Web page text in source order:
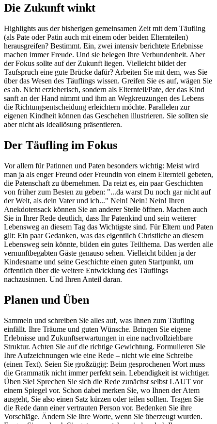
Die Zukunft winkt
Highlights aus der bisherigen gemeinsamen Zeit mit dem Täufling
(als Pate oder Patin auch mit einem oder beiden Elternteilen)
herausgreifen? Bestimmt. Ein, zwei intensiv berichtete Erlebnisse
machen immer Freude. Und sie belegen Ihre Verbundenheit. Aber
der Fokus sollte auf der Zukunft liegen. Vielleicht bildet der
Taufspruch eine gute Brücke dafür? Arbeiten Sie mit dem, was Sie
über das Wesen des Täuflings wissen. Greifen Sie es auf, wägen Sie
es ab. Nicht erzieherisch, sondern als Elternteil/Pate, der das Kind
sanft an der Hand nimmt und ihm an Wegkreuzungen des Lebens
die Richtungsentscheidung erleichtern möchte. Parallelen zur
eigenen Kindheit können das Geschehen illustrieren. Sie sollten sie
aber nicht als Ideallösung präsentieren.
Der Täufling im Fokus
Vor allem für Patinnen und Paten besonders wichtig: Meist wird
man ja als enger Freund oder Freundin von einem Elternteil gebeten,
die Patenschaft zu übernehmen. Da reizt es, ein paar Geschichten
von früher zum Besten zu geben: "...da warst Du noch gar nicht auf
der Welt, als dein Vater und ich..." Nein! Nein! Nein! Ihren
Anekdotensack können Sie an anderer Stelle öffnen. Machen auch
Sie in Ihrer Rede deutlich, dass Ihr Patenkind und sein weiterer
Lebensweg an diesem Tag das Wichtigste sind. Für Eltern und Paten
gilt: Ein paar Gedanken, was das eigentlich Christliche an diesem
Lebensweg sein könnte, bilden ein gutes Teilthema. Das werden alle
vernunftbegabten Gäste genauso sehen. Vielleicht bilden ja der
Kindesname und seine Geschichte einen guten Startpunkt, um
öffentlich über die weitere Entwicklung des Täuflings
nachzusinnen. Und Ihren Anteil daran.
Planen und Üben
Sammeln und schreiben Sie alles auf, was Ihnen zum Täufling
einfällt. Ihre Träume und guten Wünsche. Bringen Sie eigene
Erlebnisse und Zukunftserwartungen in eine nachvollziehbare
Struktur. Achten Sie auf die richtige Gewichtung. Formulieren Sie
Ihre Aufzeichnungen wie eine Rede – nicht wie eine Schreibe
(einen Text). Seien Sie großzügig: Beim gesprochenen Wort muss
die Grammatik nicht immer perfekt sein. Lebendigkeit ist wichtiger.
Üben Sie! Sprechen Sie sich die Rede zunächst selbst LAUT vor
einem Spiegel vor. Schon dabei merken Sie, wo Ihnen der Atem
ausgeht, Sie also einen Satz kürzen oder teilen sollten. Tragen Sie
die Rede dann einer vertrauten Person vor. Bedenken Sie ihre
Vorschläge. Ändern Sie Ihre Worte, wenn Sie überzeugt wurden.